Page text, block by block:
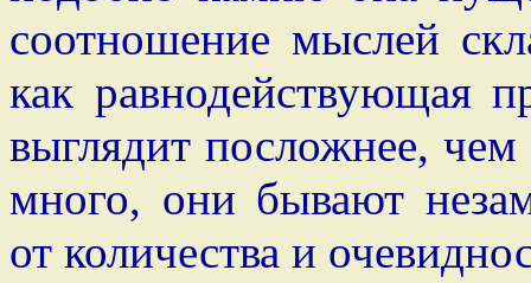
соотношение мыслей
как равнодействующая
выглядит посложнее,
много, они бывают
от количества и